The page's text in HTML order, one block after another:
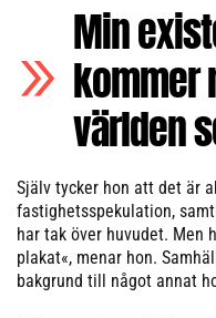
Min
kommer
världen
Själv tycker hon att det är
fastighetsspekulation,
har tak över huvudet. Men
plakat«, menar hon.
bakgrund till något annat